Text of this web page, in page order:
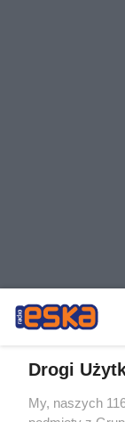
Żaden utwór
Drogi
My, naszych